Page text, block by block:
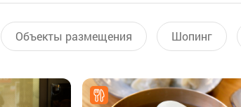
Объекты размещения Шопинг